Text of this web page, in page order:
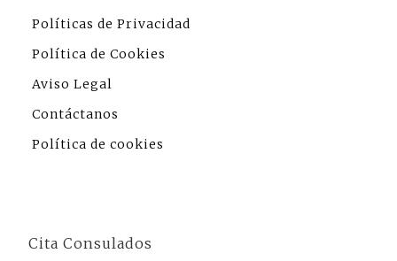
Políticas de Privacidad
Política de Cookies
Aviso Legal
Contáctanos
Política de cookies
Cita Consulados